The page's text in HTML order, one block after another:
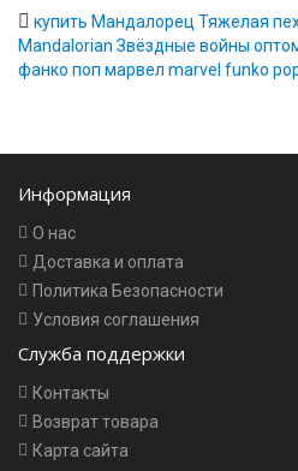
купить Мандалорец Тяжелая
Mandalorian Звёздные войны
фанко поп марвел marvel funko
Информация
О нас
Доставка и оплата
Политика Безопасности
Условия соглашения
Служба поддержки
Контакты
Возврат товара
Карта сайта